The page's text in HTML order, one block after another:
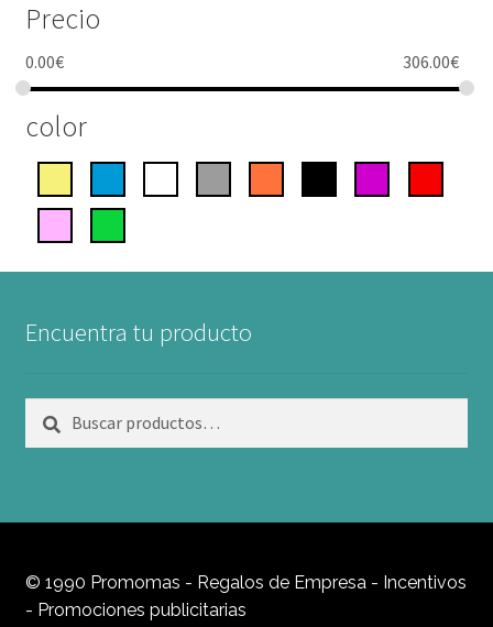
Precio
0.00€ 306.00€
color
Encuentra tu producto
Buscar
Buscar
© 1990 Promomas - Regalos de Empresa - Incentivos
- Promociones publicitarias